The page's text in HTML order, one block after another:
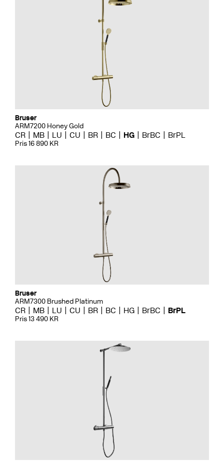
Bruser
ARM7200 Honey Gold
CR MB LU CU BR BC HG BrBC BrPL
Pris 16 890 KR
Bruser
ARM7300 Brushed Platinum
CR MB LU CU BR BC HG BrBC BrPL
Pris 13 490 KR